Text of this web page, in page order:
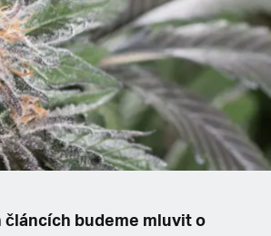
America)
článcích budeme mluvit o